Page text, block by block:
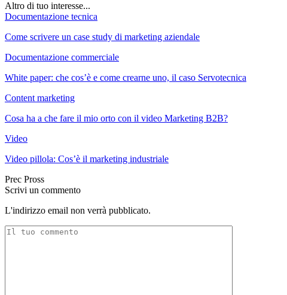
Altro di tuo interesse...
Documentazione tecnica
Come scrivere un case study di marketing aziendale
Documentazione commerciale
White paper: che cos’è e come crearne uno, il caso Servotecnica
Content marketing
Cosa ha a che fare il mio orto con il video Marketing B2B?
Video
Video pillola: Cos’è il marketing industriale
Prec Pross
Scrivi un commento
L'indirizzo email non verrà pubblicato.